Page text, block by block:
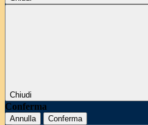
Chiudi
Conferma
Annulla Conferma